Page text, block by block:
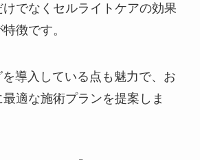
でなくセルライトケアの効果
徴です。
導入している点も魅力で、お
適な施術プランを提案しま